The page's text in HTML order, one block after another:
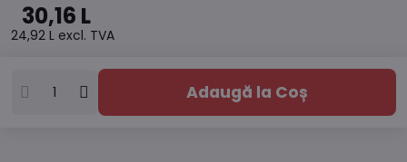
30,16 L
24,92 L excl. TVA
Adaugă la Coș